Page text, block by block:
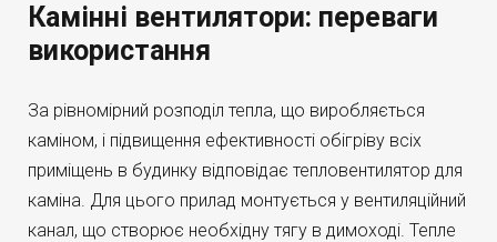
Камінні вентилятори: переваги
використання
За рівномірний розподіл тепла, що виробляється
каміном, і підвищення ефективності обігріву всіх
приміщень в будинку відповідає тепловентилятор для
каміна. Для цього прилад монтується у вентиляційний
канал, що створює необхідну тягу в димоході. Тепле